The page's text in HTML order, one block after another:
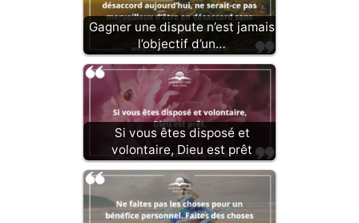
Gagner une dispute n’est jamais
l’objectif d’un…
Si vous êtes disposé et
volontaire, Dieu est prêt